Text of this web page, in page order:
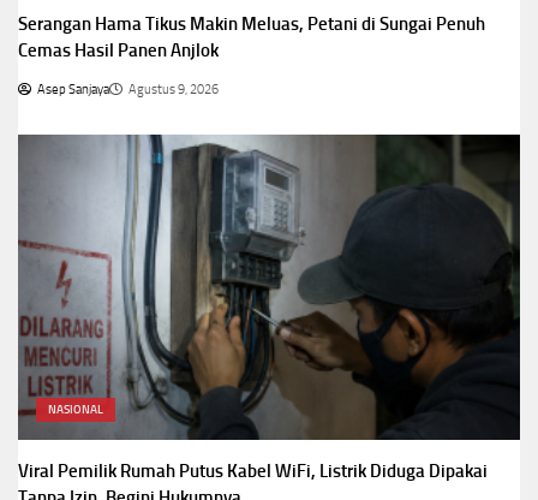
Serangan Hama Tikus Makin Meluas, Petani di Sungai Penuh
Cemas Hasil Panen Anjlok
Asep Sanjaya Agustus 9, 2026
NASIONAL
Viral Pemilik Rumah Putus Kabel WiFi, Listrik Diduga Dipakai